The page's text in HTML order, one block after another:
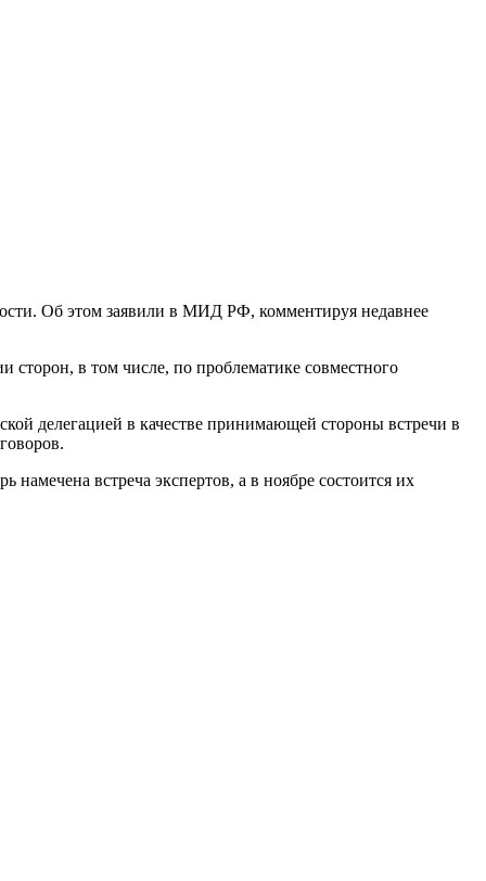
Об этом заявили в МИД РФ, комментируя недавнее
в том числе, по проблематике совместного
делегацией в качестве принимающей стороны встречи в
встреча экспертов, а в ноябре состоится их